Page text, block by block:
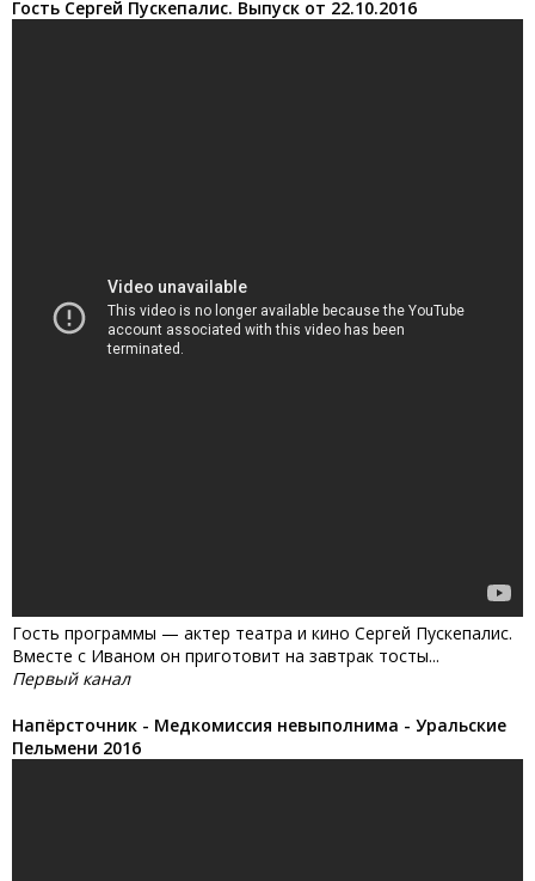
Гость Сергей Пускепалис. Выпуск от 22.10.2016
Гость программы — актер театра и кино Сергей Пускепалис.
Вместе с Иваном он приготовит на завтрак тосты...
Первый канал
Напёрсточник - Медкомиссия невыполнима - Уральские
Пельмени 2016